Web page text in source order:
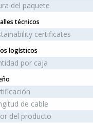
del paquete
técnicos
certificates
logísticos
por caja
de cable
del producto